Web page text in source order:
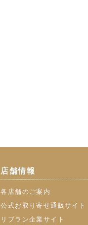
店舗情報
各店舗のご案内
公式お取り寄せ通販サイト
リブラン企業サイト